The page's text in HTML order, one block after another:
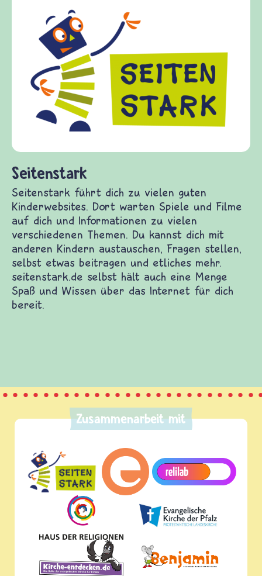
Frieden Fragen
frieden-fragen.de ist ein Internet-Angebot für
Kinder, Eltern und ErzieherInnen das zu
Fragen von Krieg und Frieden, Streit und
Gewalt informiert und einen Austausch zu
diesem Themenbereich ermöglicht. frieden-
fragen.de bietet Antworten auf wichtige
und Frieden, Streit und Gewalt.
Zusammenarbeit mit